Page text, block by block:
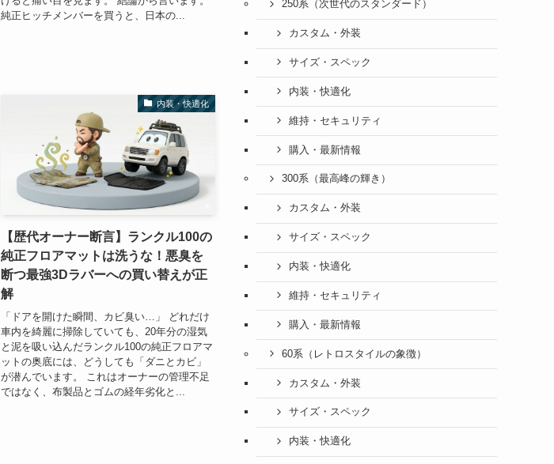
純正ヒッチメンバーを買うと、日本の...
内装・快適化
【歴代オーナー断言】ランクル100の
純正フロアマットは洗うな！悪臭を
断つ最強3Dラバーへの買い替えが正
解
「ドアを開けた瞬間、カビ臭い…」 どれだけ
車内を綺麗に掃除していても、20年分の湿気
と泥を吸い込んだランクル100の純正フロアマ
ットの奥底には、どうしても「ダニとカビ」
が潜んでいます。 これはオーナーの管理不足
ではなく、布製品とゴムの経年劣化と...
250系（次世代のスタンダード）
カスタム・外装
サイズ・スペック
内装・快適化
維持・セキュリティ
購入・最新情報
300系（最高峰の輝き）
カスタム・外装
サイズ・スペック
内装・快適化
維持・セキュリティ
購入・最新情報
60系（レトロスタイルの象徴）
カスタム・外装
サイズ・スペック
内装・快適化